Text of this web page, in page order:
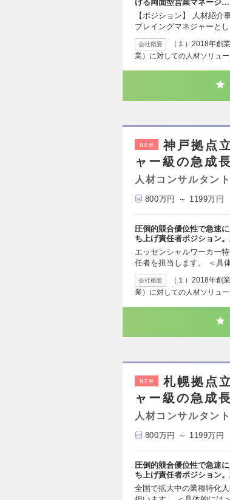
ける両面型営業マネージ…
【ポジション】 人材紹
プレイングマネジャーと
会社概要
（１）2018年創
業）に対しての人材ソリュ
NEW
神戸拠点
ャー級の急成
人材コンサルタン
800万円 ～ 1199万円
圧倒的競合優位性で急速
ち上げ責任者ポジション
エッセンシャルワーカー
任者を担当します。 ＜具
会社概要
（１）2018年創
業）に対しての人材ソリュ
NEW
札幌拠点
ャー級の急成
人材コンサルタン
800万円 ～ 1199万円
圧倒的競合優位性で急速
ち上げ責任者ポジション
全国で拡大中の業種特化